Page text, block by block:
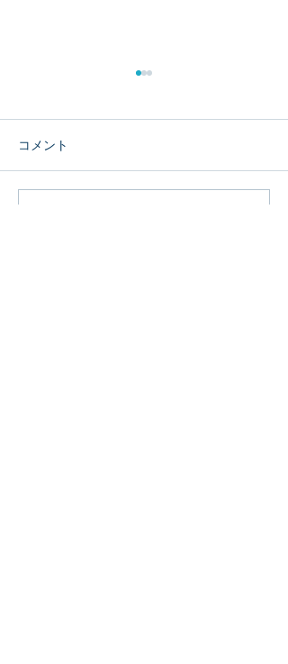
重要なお知らせ
コメント